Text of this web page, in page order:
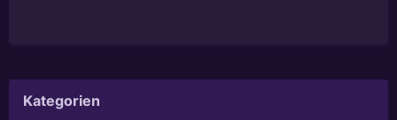
Kategorien